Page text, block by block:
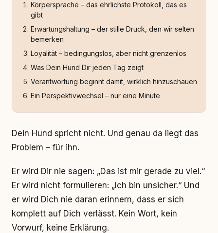
Körpersprache – das ehrlichste Protokoll, das es
gibt
Erwartungshaltung – der stille Druck, den wir selten
bemerken
Loyalität – bedingungslos, aber nicht grenzenlos
Was Dein Hund Dir jeden Tag zeigt
Verantwortung beginnt damit, wirklich hinzuschauen
Ein Perspektivwechsel – nur eine Minute
Dein Hund spricht nicht. Und genau da liegt das
Problem – für ihn.
Er wird Dir nie sagen: „Das ist mir gerade zu viel.“
Er wird nicht formulieren: „Ich bin unsicher.“ Und
er wird Dich nie daran erinnern, dass er sich
komplett auf Dich verlässt. Kein Wort, kein
Vorwurf, keine Erklärung.